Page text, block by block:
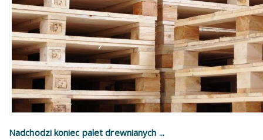
Nadchodzi koniec palet drewnianych ...